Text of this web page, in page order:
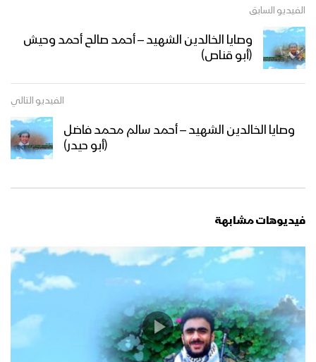
الفيديو السابق
وصايا الخالدين الشهيد – أحمد صالح أحمد وحيش
(أبو قناص)
الفيديو التالي
وصايا الخالدين الشهيد – أحمد سالم محمد فاضل
(أبو حيدر)
فيديوهات مشابهة